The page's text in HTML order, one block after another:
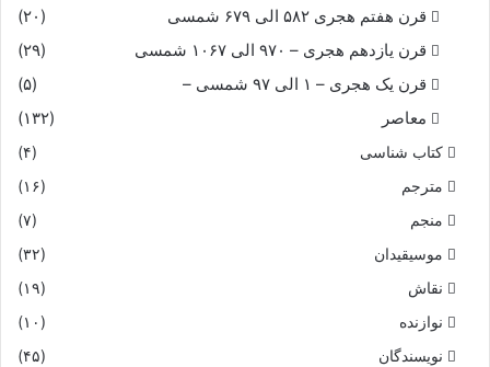
قرن هفتم هجری ۵۸۲ الی ۶۷۹ شمسی
(۲۰)
قرن یازدهم هجری – ۹۷۰ الی ۱۰۶۷ شمسی
(۲۹)
قرن یک هجری – ۱ الی ۹۷ شمسی –
(۵)
معاصر
(۱۳۲)
کتاب شناسی
(۴)
مترجم
(۱۶)
منجم
(۷)
موسیقیدان
(۳۲)
نقاش
(۱۹)
نوازنده
(۱۰)
نویسندگان
(۴۵)